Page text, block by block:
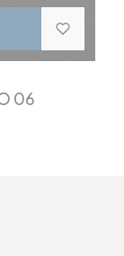
06